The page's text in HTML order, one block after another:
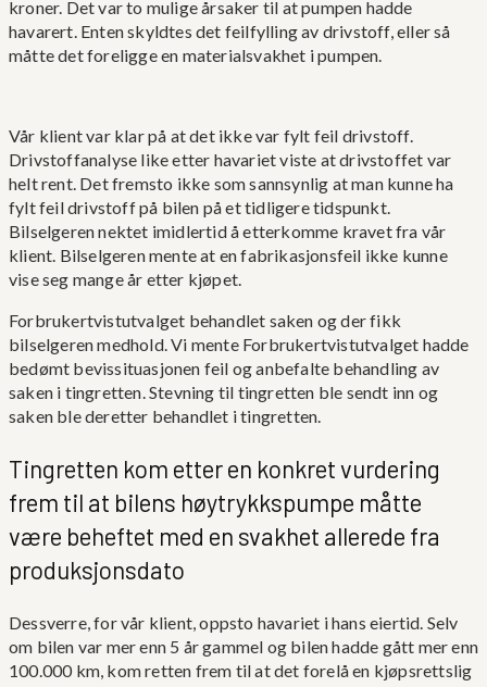
kroner. Det var to mulige årsaker til at pumpen hadde
havarert. Enten skyldtes det feilfylling av drivstoff, eller så
måtte det foreligge en materialsvakhet i pumpen.
Vår klient var klar på at det ikke var fylt feil drivstoff.
Drivstoffanalyse like etter havariet viste at drivstoffet var
helt rent. Det fremsto ikke som sannsynlig at man kunne ha
fylt feil drivstoff på bilen på et tidligere tidspunkt.
Bilselgeren nektet imidlertid å etterkomme kravet fra vår
klient. Bilselgeren mente at en fabrikasjonsfeil ikke kunne
vise seg mange år etter kjøpet.
Forbrukertvistutvalget behandlet saken og der fikk
bilselgeren medhold. Vi mente Forbrukertvistutvalget hadde
bedømt bevissituasjonen feil og anbefalte behandling av
saken i tingretten. Stevning til tingretten ble sendt inn og
saken ble deretter behandlet i tingretten.
Tingretten kom etter en konkret vurdering
frem til at bilens høytrykkspumpe måtte
være beheftet med en svakhet allerede fra
produksjonsdato
Dessverre, for vår klient, oppsto havariet i hans eiertid. Selv
om bilen var mer enn 5 år gammel og bilen hadde gått mer enn
100.000 km, kom retten frem til at det forelå en kjøpsrettslig